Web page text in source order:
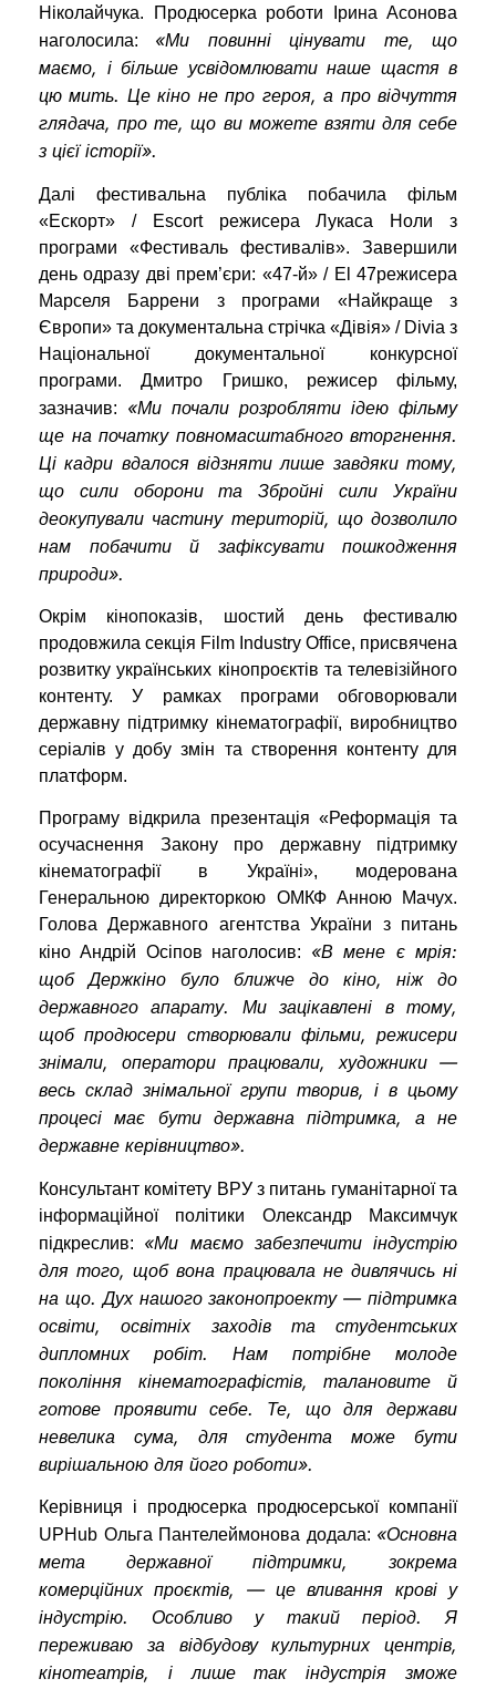
Ніколайчука. Продюсерка роботи Ірина Асонова
наголосила: «Ми повинні цінувати те, що
маємо, і більше усвідомлювати наше щастя в
цю мить. Це кіно не про героя, а про відчуття
глядача, про те, що ви можете взяти для себе
з цієї історії».
Далі фестивальна публіка побачила фільм
«Ескорт» / Escort режисера Лукаса Ноли з
програми «Фестиваль фестивалів». Завершили
день одразу дві прем’єри: «47-й» / El 47режисера
Марселя Баррени з програми «Найкраще з
Європи» та документальна стрічка «Дівія» / Divia з
Національної документальної конкурсної
програми. Дмитро Гришко, режисер фільму,
зазначив:
«Ми почали розробляти ідею фільму
ще на початку повномасштабного вторгнення.
Ці кадри вдалося відзняти лише завдяки тому,
що сили оборони та Збройні сили України
деокупували частину територій, що дозволило
нам побачити й зафіксувати пошкодження
природи».
Окрім кінопоказів, шостий день фестивалю
продовжила секція Film Industry Office, присвячена
розвитку українських кінопроєктів та телевізійного
контенту. У рамках програми обговорювали
державну підтримку кінематографії, виробництво
серіалів у добу змін та створення контенту для
платформ.
Програму відкрила презентація «Реформація та
осучаснення Закону про державну підтримку
кінематографії в Україні», модерована
Генеральною директоркою ОМКФ Анною Мачух.
Голова Державного агентства України з питань
кіно Андрій Осіпов наголосив: «В мене є мрія:
щоб Держкіно було ближче до кіно, ніж до
державного апарату. Ми зацікавлені в тому,
щоб продюсери створювали фільми, режисери
знімали, оператори працювали, художники —
весь склад знімальної групи творив, і в цьому
процесі має бути державна підтримка, а не
державне керівництво».
Консультант комітету ВРУ з питань гуманітарної та
інформаційної політики Олександр Максимчук
підкреслив: «Ми маємо забезпечити індустрію
для того, щоб вона працювала не дивлячись ні
на що. Дух нашого законопроекту — підтримка
освіти, освітніх заходів та студентських
дипломних робіт. Нам потрібне молоде
покоління кінематографістів, талановите й
готове проявити себе. Те, що для держави
невелика сума, для студента може бути
вирішальною для його роботи».
Керівниця і продюсерка продюсерської компанії
UPHub Ольга Пантелеймонова додала: «Основна
мета державної підтримки, зокрема
комерційних проєктів, — це вливання крові у
індустрію. Особливо у такий період. Я
переживаю за відбудову культурних центрів,
кінотеатрів, і лише так індустрія зможе